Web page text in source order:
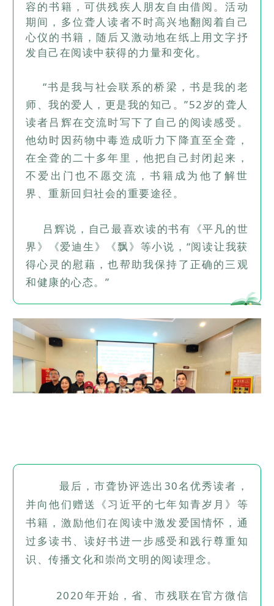
容的书籍，可供残疾人朋友自由借阅。活动
期间， 多位聋 人读者不时高兴地翻阅着自己
心仪的书籍，随后又激动地在纸上用文字抒
发自己在阅读中获得的力量和变化。
“书是我与社会联系的桥梁，书是我的老
师、我的爱人，更是我的知己。”52岁的聋人
读者吕辉在交流时写下了自己的阅读感受。
他幼时因药物中毒造成听力下降直至全聋，
在全聋的二十多年里，他把自己封闭起来，
不爱出门也不愿交流，书籍成为他了解世
界、重新回归社会的重要途径。
吕辉说，自己最喜欢读的书有《平凡的世
界》《爱迪生》《飘》等小说，“阅读让我获
得心灵的慰藉，也帮助我保持了正确的三观
和健康的心态。”
最后，市聋协评选出30名优秀读者，
并向他们赠送《习近平的七年知青岁月》等
书籍，激励他们在阅读中激发爱国情怀，通
过多读书、读好书进一步感受和践行尊重知
识、传播文化和崇尚文明的阅读理念。
2020年开始，省、市残联在官方微信